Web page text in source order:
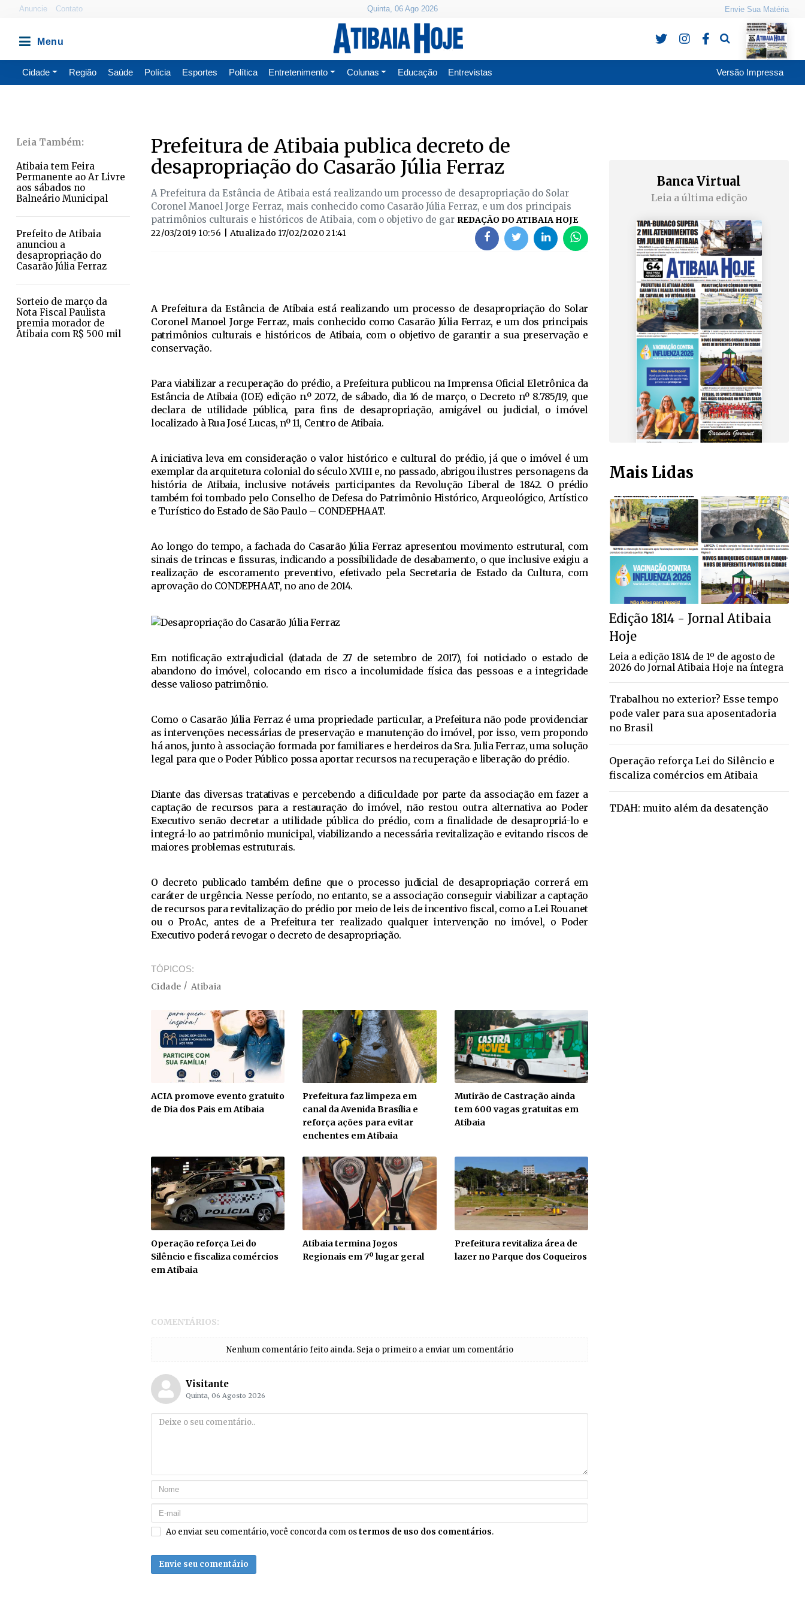
Anuncie Contato Quinta, 06 Ago 2026 Envie Sua Matéria
Pesquisa
Cidade Região Saúde Polícia Esportes Política Entretenimento Colunas Educação Entrevistas Versão Impressa
Atibaia tem Feira
Permanente ao Ar Livre
aos sábados no
Balneário Municipal
Prefeito de Atibaia
anunciou a
desapropriação do
Casarão Júlia Ferraz
Sorteio de março da
Nota Fiscal Paulista
premia morador de
Atibaia com R$ 500 mil
Prefeitura de Atibaia publica decreto de
desapropriação do Casarão Júlia Ferraz
A Prefeitura da Estância de Atibaia está realizando um processo de desapropriação do Solar
Coronel Manoel Jorge Ferraz, mais conhecido como Casarão Júlia Ferraz, e um dos principais
patrimônios culturais e históricos de Atibaia, com o objetivo de gar REDAÇÃO DO ATIBAIA HOJE
22/03/2019 10:56
| Atualizado 17/02/2020 21:41
A Prefeitura da Estância de Atibaia está realizando um processo de desapropriação do Solar
Coronel Manoel Jorge Ferraz, mais conhecido como Casarão Júlia Ferraz, e um dos principais
patrimônios culturais e históricos de Atibaia, com o objetivo de garantir a sua preservação e
conservação.
Para viabilizar a recuperação do prédio, a Prefeitura publicou na Imprensa Oficial Eletrônica da
Estância de Atibaia (IOE) edição n.º 2072, de sábado, dia 16 de março, o Decreto nº 8.785/19, que
declara de utilidade pública, para fins de desapropriação, amigável ou judicial, o imóvel
localizado à Rua José Lucas, nº 11, Centro de Atibaia.
A iniciativa leva em consideração o valor histórico e cultural do prédio, já que o imóvel é um
exemplar da arquitetura colonial do século XVIII e, no passado, abrigou ilustres personagens da
história de Atibaia, inclusive notáveis participantes da Revolução Liberal de 1842. O prédio
também foi tombado pelo Conselho de Defesa do Patrimônio Histórico, Arqueológico, Artístico
e Turístico do Estado de São Paulo – CONDEPHAAT.
Ao longo do tempo, a fachada do Casarão Júlia Ferraz apresentou movimento estrutural, com
sinais de trincas e fissuras, indicando a possibilidade de desabamento, o que inclusive exigiu a
realização de escoramento preventivo, efetivado pela Secretaria de Estado da Cultura, com
aprovação do CONDEPHAAT, no ano de 2014.
Em notificação extrajudicial (datada de 27 de setembro de 2017), foi noticiado o estado de
abandono do imóvel, colocando em risco a incolumidade física das pessoas e a integridade
desse valioso patrimônio.
Como o Casarão Júlia Ferraz é uma propriedade particular, a Prefeitura não pode providenciar
as intervenções necessárias de preservação e manutenção do imóvel, por isso, vem propondo
há anos, junto à associação formada por familiares e herdeiros da Sra. Julia Ferraz, uma solução
legal para que o Poder Público possa aportar recursos na recuperação e liberação do prédio.
Diante das diversas tratativas e percebendo a dificuldade por parte da associação em fazer a
captação de recursos para a restauração do imóvel, não restou outra alternativa ao Poder
Executivo senão decretar a utilidade pública do prédio, com a finalidade de desapropriá-lo e
integrá-lo ao patrimônio municipal, viabilizando a necessária revitalização e evitando riscos de
maiores problemas estruturais.
O decreto publicado também define que o processo judicial de desapropriação correrá em
caráter de urgência. Nesse período, no entanto, se a associação conseguir viabilizar a captação
de recursos para revitalização do prédio por meio de leis de incentivo fiscal, como a Lei Rouanet
ou o ProAc, antes de a Prefeitura ter realizado qualquer intervenção no imóvel, o Poder
Executivo poderá revogar o decreto de desapropriação.
TÓPICOS
Cidade Atibaia
ACIA promove evento gratuito
de Dia dos Pais em Atibaia
Prefeitura faz limpeza em
canal da Avenida Brasília e
reforça ações para evitar
enchentes em Atibaia
Mutirão de Castração ainda
tem 600 vagas gratuitas em
Atibaia
Operação reforça Lei do
Silêncio e fiscaliza comércios
em Atibaia
Atibaia termina Jogos
Regionais em 7º lugar geral
Prefeitura revitaliza área de
lazer no Parque dos Coqueiros
COMENTÁRIOS:
Nenhum comentário feito ainda. Seja o primeiro a enviar um comentário
Visitante
Quinta, 06 Agosto 2026
Ao enviar seu comentário, você concorda com ostermos de uso dos comentários.
Envie seu comentário
Banca Virtual
Leia a última edição
Mais Lidas
Edição 1814 - Jornal Atibaia
Hoje
Leia a edição 1814 de 1º de agosto de
2026 do Jornal Atibaia Hoje na íntegra
Trabalhou no exterior? Esse tempo
pode valer para sua aposentadoria
no Brasil
Operação reforça Lei do Silêncio e
fiscaliza comércios em Atibaia
TDAH: muito além da desatenção